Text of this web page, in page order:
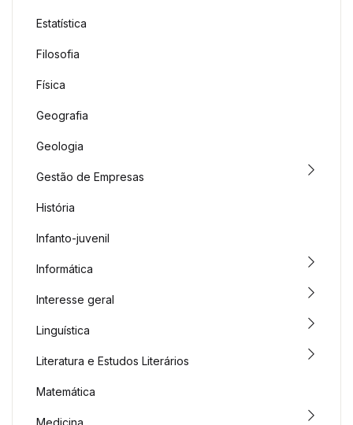
Estatística
Filosofia
Física
Geografia
Geologia
Gestão de Empresas
História
Infanto-juvenil
Informática
Interesse geral
Linguística
Literatura e Estudos Literários
Matemática
Medicina